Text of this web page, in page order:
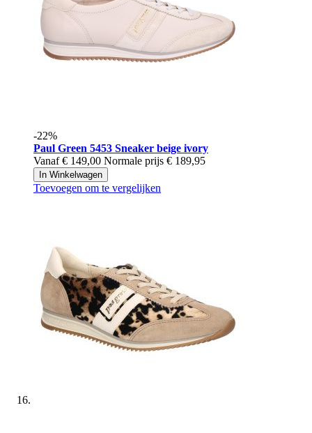
-22%
Paul Green 5453 Sneaker beige ivory
Vanaf € 149,00 Normale prijs € 189,95
In Winkelwagen
Toevoegen om te vergelijken